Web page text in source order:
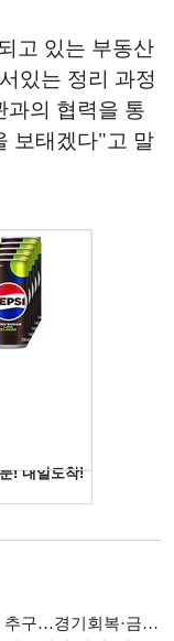
고 있는 부동산
있는 정리 과정
과의 협력을 통
보태겠다"고 말
정책조합 찾아야" [2024 신년사]